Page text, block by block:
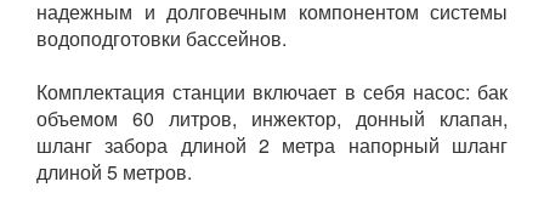
надежным и долговечным компонентом системы
водоподготовки бассейнов.
Комплектация станции включает в себя насос: бак
объемом 60 литров, инжектор, донный клапан,
шланг забора длиной 2 метра напорный шланг
длиной 5 метров.